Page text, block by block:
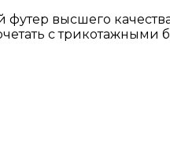
высшего
с